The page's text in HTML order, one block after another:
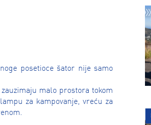
posetioce šator nije samo
malo prostora tokom
za kampovanje, vreću za